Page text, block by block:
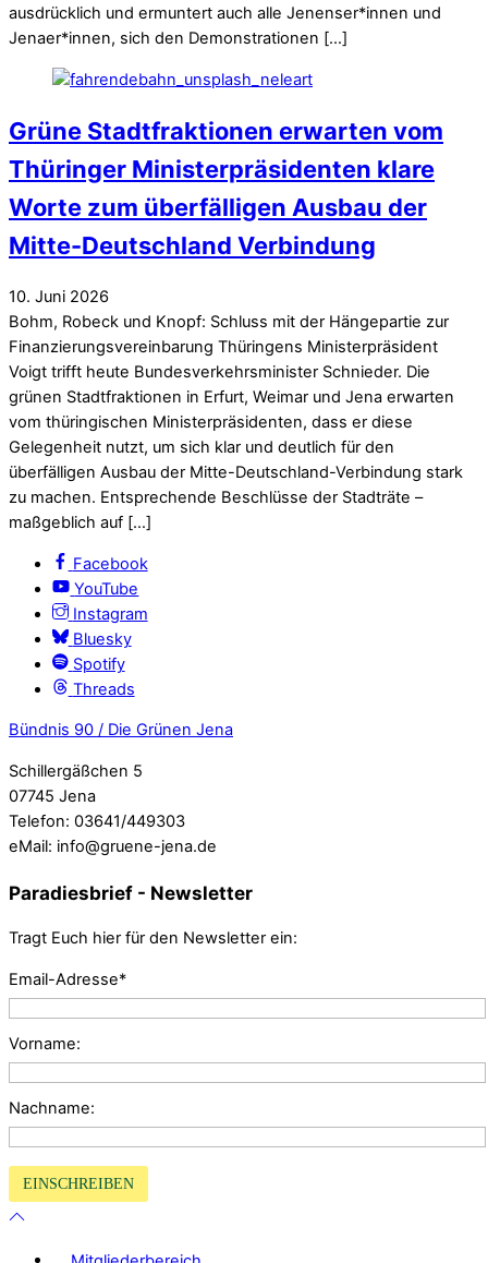
ausdrücklich und ermuntert auch alle Jenenser*innen und
Jenaer*innen, sich den Demonstrationen […]
Grüne Stadtfraktionen erwarten vom
Thüringer Ministerpräsidenten klare
Worte zum überfälligen Ausbau der
Mitte-Deutschland Verbindung
10. Juni 2026
Bohm, Robeck und Knopf: Schluss mit der Hängepartie zur
Finanzierungsvereinbarung Thüringens Ministerpräsident
Voigt trifft heute Bundesverkehrsminister Schnieder. Die
grünen Stadtfraktionen in Erfurt, Weimar und Jena erwarten
vom thüringischen Ministerpräsidenten, dass er diese
Gelegenheit nutzt, um sich klar und deutlich für den
überfälligen Ausbau der Mitte-Deutschland-Verbindung stark
zu machen. Entsprechende Beschlüsse der Stadträte –
maßgeblich auf […]
Facebook
YouTube
Instagram
Bluesky
Spotify
Threads
Bündnis 90 / Die Grünen Jena
Schillergäßchen 5
07745 Jena
Telefon: 03641/449303
eMail: info@gruene-jena.de
Paradiesbrief - Newsletter
Tragt Euch hier für den Newsletter ein:
Email-Adresse*
Vorname:
Nachname: